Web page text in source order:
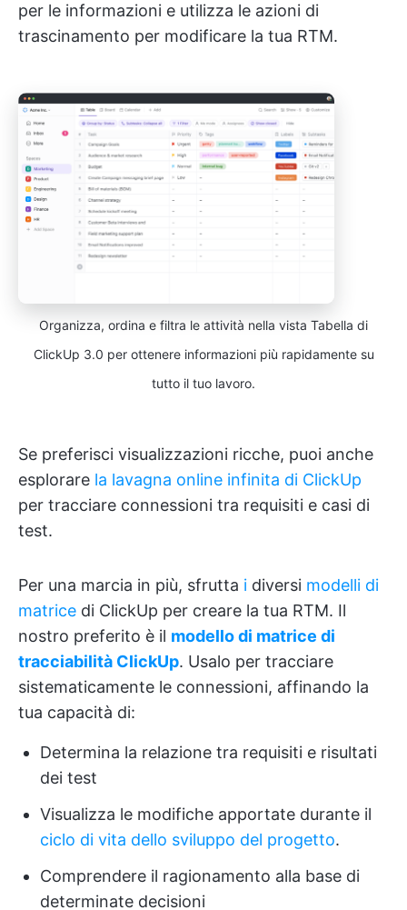
per le informazioni e utilizza le azioni di
trascinamento per modificare la tua RTM.
Organizza, ordina e filtra le attività nella vista Tabella di
ClickUp 3.0 per ottenere informazioni più rapidamente su
tutto il tuo lavoro.
Se preferisci visualizzazioni ricche, puoi anche
esplorare la lavagna online infinita di ClickUp
per tracciare connessioni tra requisiti e casi di
test.
Per una marcia in più, sfrutta i diversi modelli di
matrice di ClickUp per creare la tua RTM. Il
nostro preferito è il modello di matrice di
tracciabilità ClickUp. Usalo per tracciare
sistematicamente le connessioni, affinando la
tua capacità di:
Determina la relazione tra requisiti e risultati
dei test
Visualizza le modifiche apportate durante il
ciclo di vita dello sviluppo del progetto.
Comprendere il ragionamento alla base di
determinate decisioni